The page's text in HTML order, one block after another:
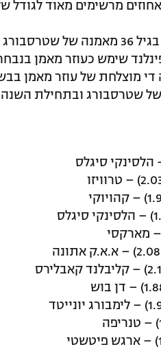
לאסי טובי. בגיל 36
שטרסבורג ובתחילת